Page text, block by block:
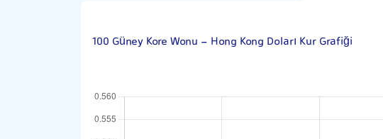
100 Güney Kore Wonu - Hong Kong Doları Kur Grafiği